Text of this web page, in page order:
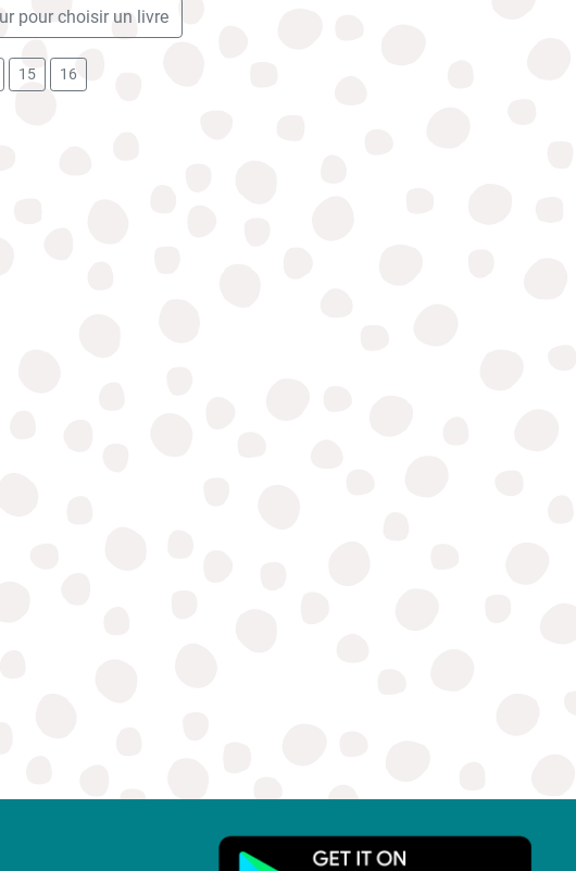
pour choisir un livre
15 16